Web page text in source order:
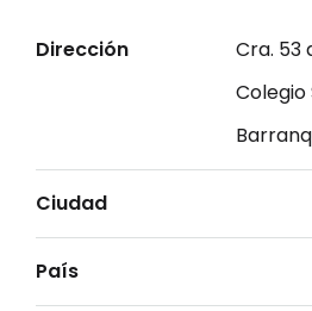
Dirección
Cra. 53
Colegio
Ciudad
País